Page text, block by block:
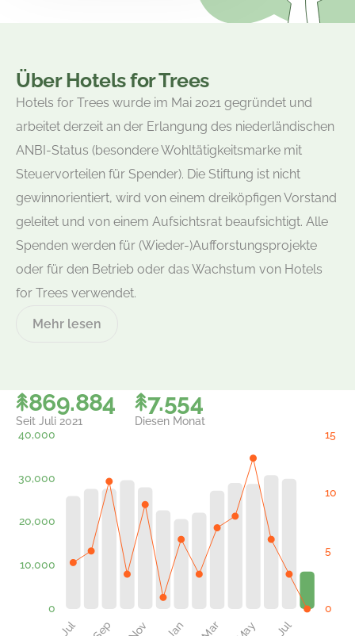
Seit Juli 2021
952.291
Diesen Monat
8.272
Über Hotels for Trees
Hotels for Trees wurde im Mai 2021 gegründet und
arbeitet derzeit an der Erlangung des niederländischen
ANBI-Status (besondere Wohltätigkeitsmarke mit
Steuervorteilen für Spender). Die Stiftung ist nicht
gewinnorientiert, wird von einem dreiköpfigen Vorstand
geleitet und von einem Aufsichtsrat beaufsichtigt. Alle
Spenden werden für (Wieder-)Aufforstungsprojekte
oder für den Betrieb oder das Wachstum von Hotels
for Trees verwendet.
Mehr lesen